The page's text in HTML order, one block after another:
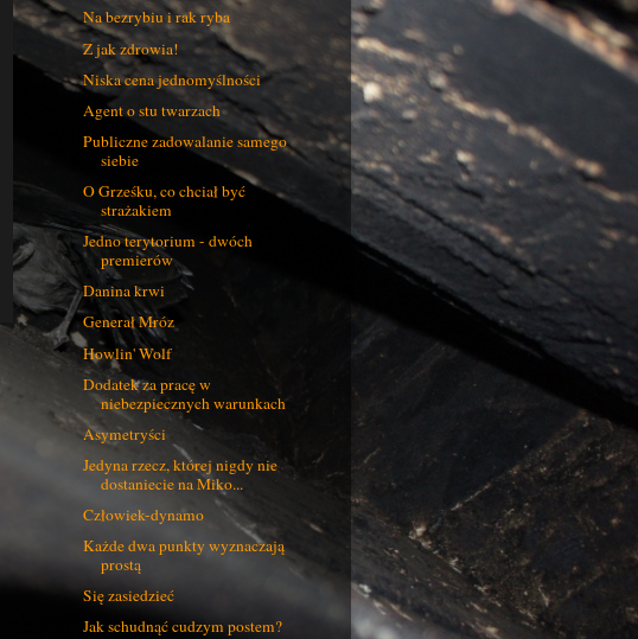
Na bezrybiu i rak ryba
Z jak zdrowia!
Niska cena jednomyślności
Agent o stu twarzach
Publiczne zadowalanie samego
siebie
O Grześku, co chciał być
strażakiem
Jedno terytorium - dwóch
premierów
Danina krwi
Generał Mróz
Howlin' Wolf
Dodatek za pracę w
niebezpiecznych warunkach
Asymetryści
Jedyna rzecz, której nigdy nie
dostaniecie na Miko...
Człowiek-dynamo
Każde dwa punkty wyznaczają
prostą
Się zasiedzieć
Jak schudnąć cudzym postem?